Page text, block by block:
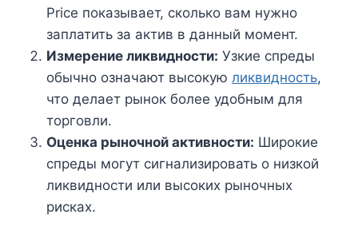
Price показывает, сколько вам нужно
заплатить за актив в данный момент.
Измерение ликвидности: Узкие спреды
обычно означают высокую ликвидность,
что делает рынок более удобным для
торговли.
Оценка рыночной активности: Широкие
спреды могут сигнализировать о низкой
ликвидности или высоких рыночных
рисках.